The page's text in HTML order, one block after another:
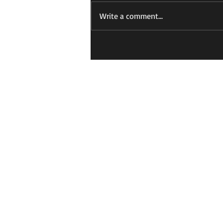
Write a comment...